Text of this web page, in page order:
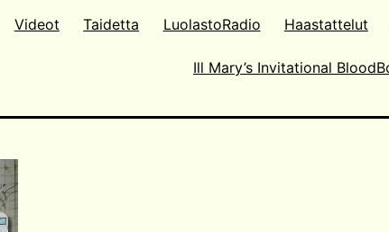
Videot Taidetta LuolastoRadio Haastattelut
Ill Mary’s Invitational